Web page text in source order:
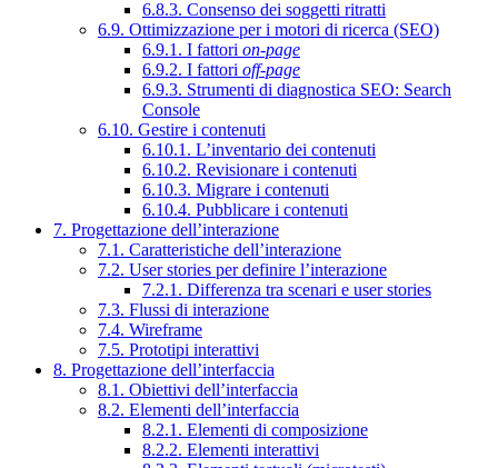
6.8.3. Consenso dei soggetti ritratti
6.9. Ottimizzazione per i motori di ricerca (SEO)
6.9.1. I fattori on-page
6.9.2. I fattori off-page
6.9.3. Strumenti di diagnostica SEO: Search
Console
6.10. Gestire i contenuti
6.10.1. L’inventario dei contenuti
6.10.2. Revisionare i contenuti
6.10.3. Migrare i contenuti
6.10.4. Pubblicare i contenuti
7. Progettazione dell’interazione
7.1. Caratteristiche dell’interazione
7.2. User stories per definire l’interazione
7.2.1. Differenza tra scenari e user stories
7.3. Flussi di interazione
7.4. Wireframe
7.5. Prototipi interattivi
8. Progettazione dell’interfaccia
8.1. Obiettivi dell’interfaccia
8.2. Elementi dell’interfaccia
8.2.1. Elementi di composizione
8.2.2. Elementi interattivi